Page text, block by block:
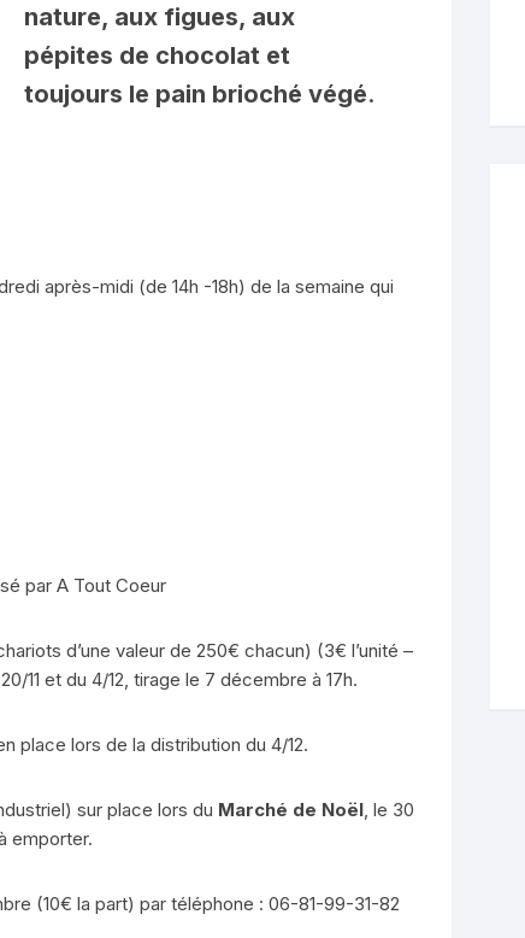
nature, aux figues, aux
pépites de chocolat et
toujours le pain brioché végé.
après-midi (de 14h -18h) de la semaine qui
par A Tout Coeur
d’une valeur de 250€ chacun) (3€ l’unité –
11 et du 4/12, tirage le 7 décembre à 17h.
place lors de la distribution du 4/12.
sur place lors du Marché de Noël, le 30
emporter.
(10€ la part) par téléphone : 06-81-99-31-82